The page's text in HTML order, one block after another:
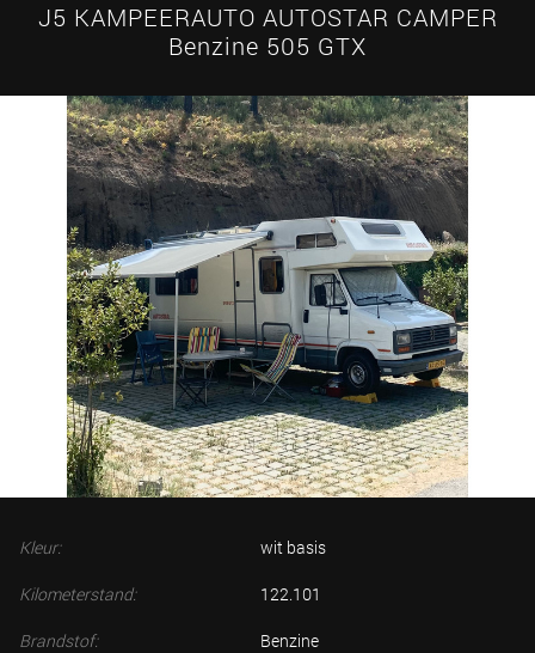
J5 KAMPEERAUTO AUTOSTAR CAMPER
Benzine 505 GTX
Kleur: wit basis
Kilometerstand: 122.101
Brandstof: Benzine